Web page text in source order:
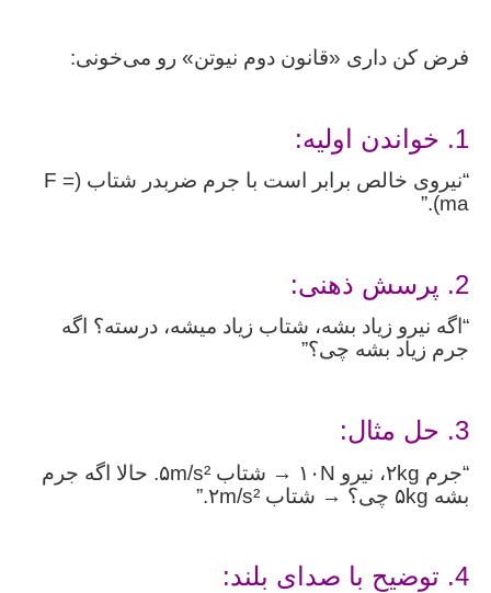
فرض کن داری «قانون دوم نیوتن» رو می‌خونی:
1. خواندن اولیه:
“نیروی خالص برابر است با جرم ضربدر شتاب (F =
ma).”
2. پرسش ذهنی:
“اگه نیرو زیاد بشه، شتاب زیاد میشه، درسته؟ اگه
جرم زیاد بشه چی؟”
3. حل مثال:
“جرم ۲kg، نیرو ۱۰N → شتاب ۵m/s². حالا اگه جرم
بشه ۵kg چی؟ → شتاب ۲m/s².”
4. توضیح با صدای بلند: